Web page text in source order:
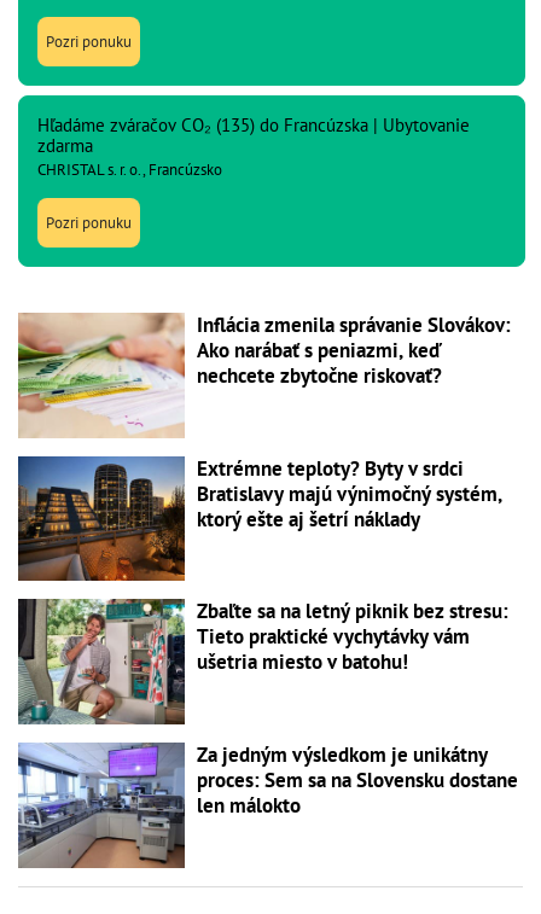
Pozri ponuku
Hľadáme zváračov CO₂ (135) do Francúzska | Ubytovanie
zdarma
CHRISTAL s. r. o., Francúzsko
Pozri ponuku
Inflácia zmenila správanie Slovákov:
Ako narábať s peniazmi, keď
nechcete zbytočne riskovať?
Extrémne teploty? Byty v srdci
Bratislavy majú výnimočný systém,
ktorý ešte aj šetrí náklady
Zbaľte sa na letný piknik bez stresu:
Tieto praktické vychytávky vám
ušetria miesto v batohu!
Za jedným výsledkom je unikátny
proces: Sem sa na Slovensku dostane
len málokto